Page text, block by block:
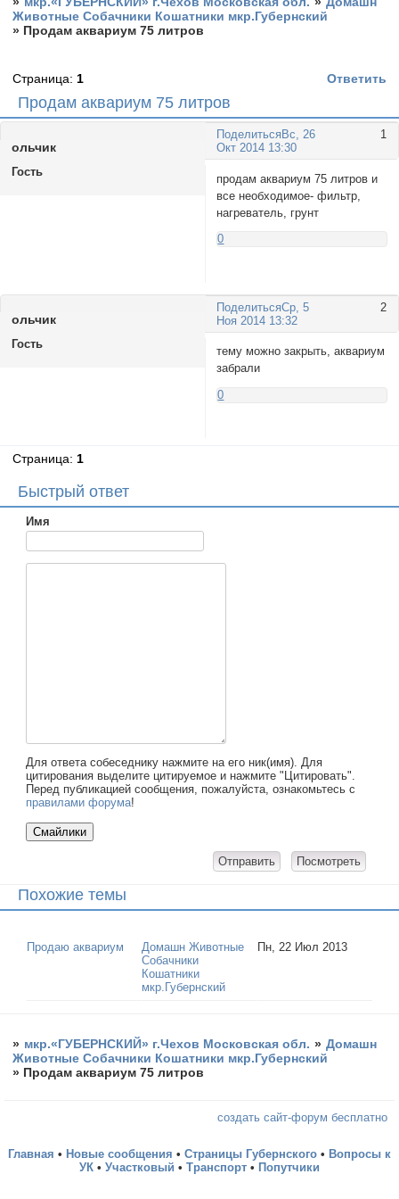
Животные Собачники Кошатники мкр.Губернский
» Продам аквариум 75 литров
Продам аквариум 75 литров
Страница: 1 Ответить
Поделиться 1
Вс, 26
Окт 2014 13:30
ольчик
Гость
продам аквариум 75 литров и
все необходимое- фильтр,
нагреватель, грунт
0
Поделиться 2
Ср, 5
Ноя 2014 13:32
ольчик
Гость
тему можно закрыть, аквариум
забрали
0
Страница: 1
Быстрый ответ
Имя
Для ответа собеседнику нажмите на его ник(имя). Для
цитирования выделите цитируемое и нажмите "Цитировать".
Перед публикацией сообщения, пожалуйста, ознакомьтесь с
правилами форума!
Похожие темы
Продаю аквариум
Домашн Животные
Собачники
Кошатники
мкр.Губернский
Пн, 22 Июл 2013
» мкр.«ГУБЕРНСКИЙ» г.Чехов Московская обл. » Домашн
Животные Собачники Кошатники мкр.Губернский
» Продам аквариум 75 литров
создать сайт-форум бесплатно
Главная • Новые сообщения • Страницы Губернского • Вопросы к
УК • Участковый • Транспорт • Попутчики